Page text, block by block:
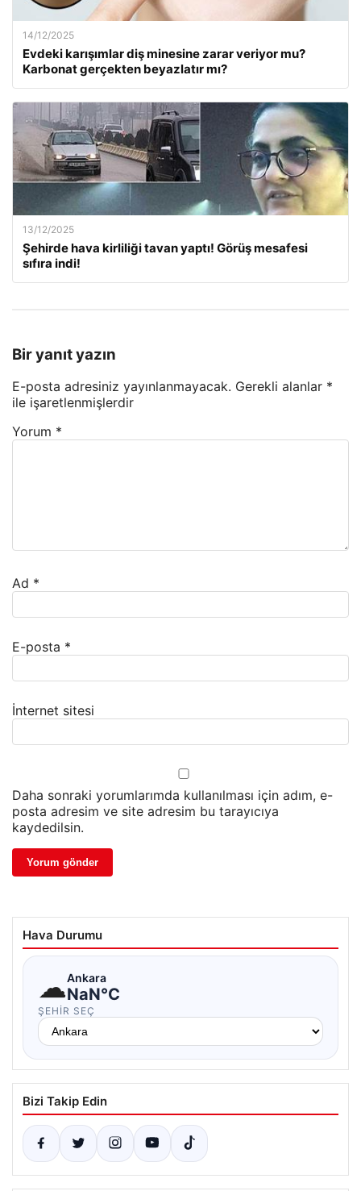
14/12/2025
Evdeki karışımlar diş minesine zarar veriyor mu?
Karbonat gerçekten beyazlatır mı?
13/12/2025
Şehirde hava kirliliği tavan yaptı! Görüş mesafesi
sıfıra indi!
Bir yanıt yazın
E-posta adresiniz yayınlanmayacak. Gerekli alanlar *
ile işaretlenmişlerdir
Yorum *
Ad *
E-posta *
İnternet sitesi
Daha sonraki yorumlarımda kullanılması için adım, e-
posta adresim ve site adresim bu tarayıcıya
kaydedilsin.
Hava Durumu
☁Ankara
NaN°C
ŞEHIR SEÇ
Bizi Takip Edin